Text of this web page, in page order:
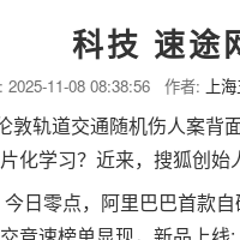
科技 速途
2025-11-08 08:38:56 作者: 上
轨道交通随机伤人案背
化学习？近来，搜狐创始
日零点，阿里巴巴首款